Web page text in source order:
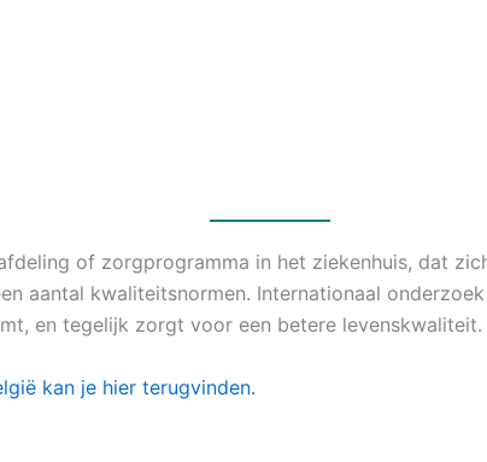
of zorgprogramma in het ziekenhuis, dat
aantal kwaliteitsnormen. Internationaal
en tegelijk zorgt voor een betere levenskwaliteit.
kan je hier terugvinden.